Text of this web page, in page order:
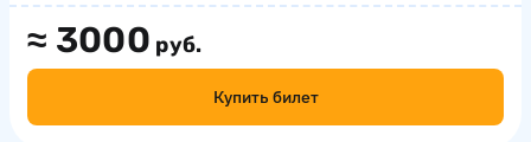
≈ 3000 руб.
Купить билет